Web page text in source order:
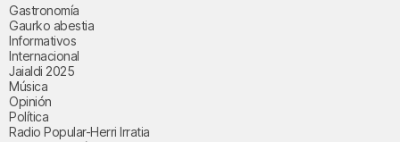
Gastronomía
Gaurko abestia
Informativos
Internacional
Jaialdi 2025
Música
Opinión
Política
Radio Popular-Herri Irratia